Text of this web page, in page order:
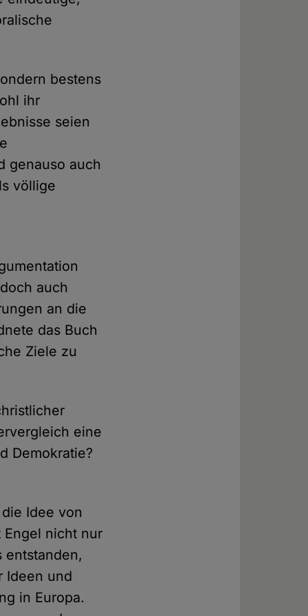
bestens
ihr
seien
genauso auch
völlige
auch
an die
das Buch
Ziele zu
eine
Demokratie?
Idee von
Engel nicht nur
entstanden,
Ideen und
in Europa.